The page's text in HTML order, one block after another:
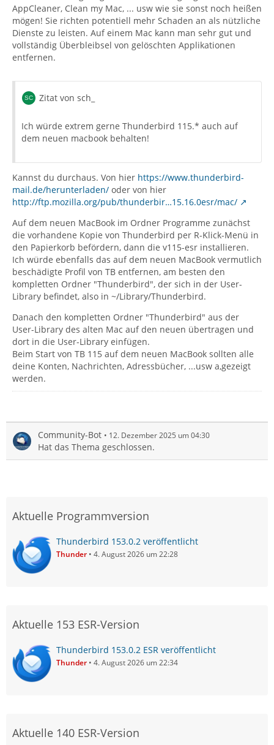
AppCleaner, Clean my Mac, ... usw wie sie sonst noch heißen
mögen! Sie richten potentiell mehr Schaden an als nützliche
Dienste zu leisten. Auf einem Mac kann man sehr gut und
vollständig Überbleibsel von gelöschten Applikationen
entfernen.
Zitat von sch_
Ich würde extrem gerne Thunderbird 115.* auch auf
dem neuen macbook behalten!
Kannst du durchaus. Von hier https://www.thunderbird-
mail.de/herunterladen/ oder von hier
http://ftp.mozilla.org/pub/thunderbir…15.16.0esr/mac/
Auf dem neuen MacBook im Ordner Programme zunächst
die vorhandene Kopie von Thunderbird per R-Klick-Menü in
den Papierkorb befördern, dann die v115-esr installieren.
Ich würde ebenfalls das auf dem neuen MacBook vermutlich
beschädigte Profil von TB entfernen, am besten den
kompletten Ordner "Thunderbird", der sich in der User-
Library befindet, also in ~/Library/Thunderbird.
Danach den kompletten Ordner "Thunderbird" aus der
User-Library des alten Mac auf den neuen übertragen und
dort in die User-Library einfügen.
Beim Start von TB 115 auf dem neuen MacBook sollten alle
deine Konten, Nachrichten, Adressbücher, ...usw a,gezeigt
werden.
Community-Bot 12. Dezember 2025 um 04:30
Hat das Thema geschlossen.
Aktuelle Programmversion
Thunderbird 153.0.2 veröffentlicht
Thunder 4. August 2026 um 22:28
Aktuelle 153 ESR-Version
Thunderbird 153.0.2 ESR veröffentlicht
Thunder 4. August 2026 um 22:34
Aktuelle 140 ESR-Version